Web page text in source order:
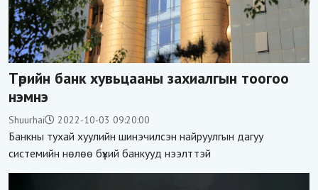
Төрийн банк хувьцааны захиалгын тоогоо
нэмнэ
Shuurhai 2022-10-03 09:20:00
Банкны тухай хуулийн шинэчилсэн найруулгын дагуу
системийн нөлөө бүхий банкууд нээлттэй